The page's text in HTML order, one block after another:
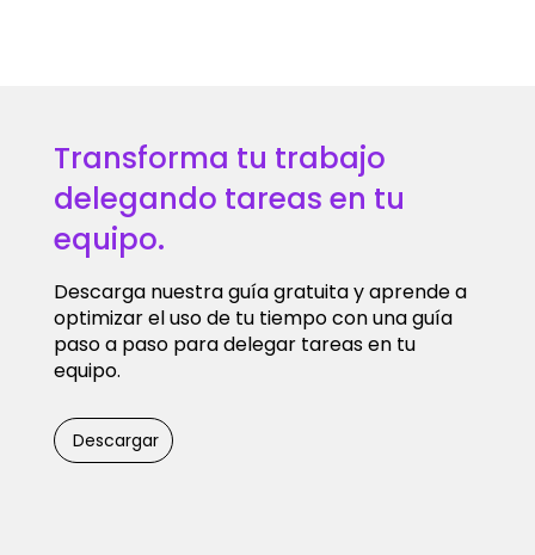
Transforma tu trabajo
delegando tareas en tu
equipo.
Descarga nuestra guía gratuita y aprende a
optimizar el uso de tu tiempo con una guía
paso a paso para delegar tareas en tu
equipo.
Descargar